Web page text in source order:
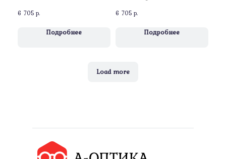
6 705 р.
Подробнее
6 705 р.
Подробнее
Load more